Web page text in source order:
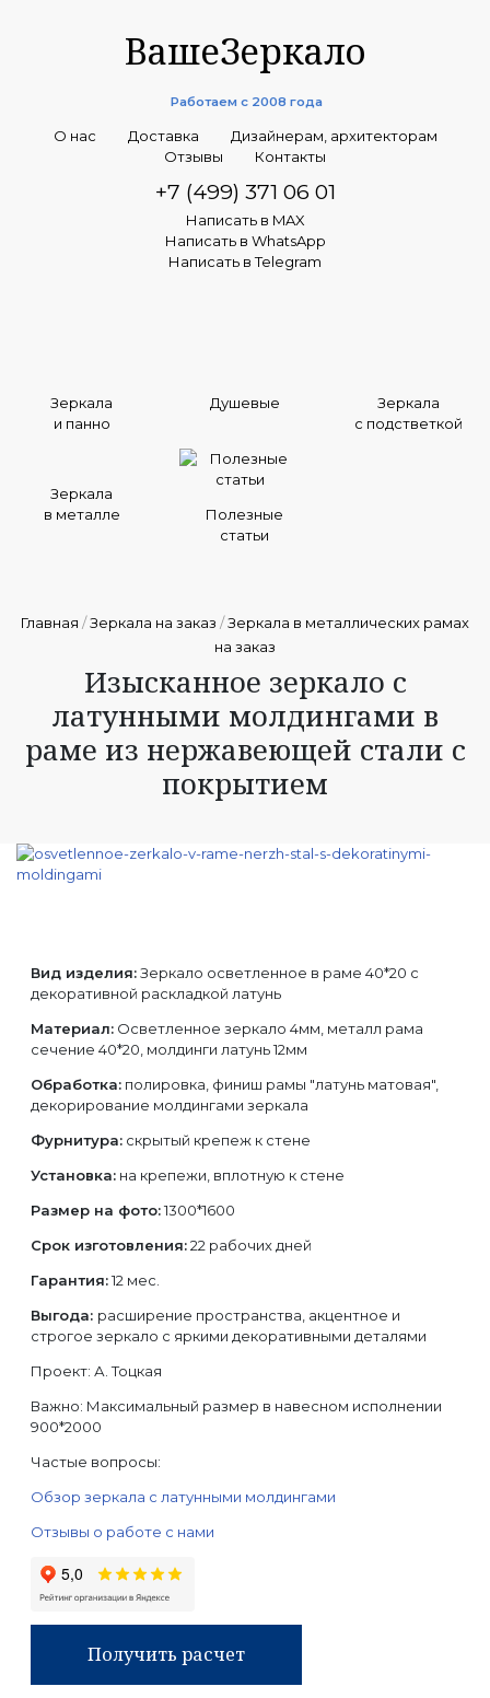
ВашеЗеркало
Работаем с 2008 года
О нас Доставка
Дизайнерам, архитекторам
Отзывы
Контакты
+7 (499) 371 06 01
Написать в MAX
Написать в WhatsApp
Написать в Telegram
Зеркала
и панно
Душевые
Зеркала
с подстветкой
Зеркала
в металле
Полезные
статьи
Главная /Зеркала на заказ /Зеркала в металлических рамах
на заказ
Изысканное зеркало с
латунными молдингами в
раме из нержавеющей стали с
покрытием
Вид изделия:Зеркало осветленное в раме 40*20 с
декоративной раскладкой латунь
Материал: Осветленное зеркало 4мм, металл рама
сечение 40*20, молдинги латунь 12мм
Обработка: полировка, финиш рамы "латунь матовая",
декорирование молдингами зеркала
Фурнитура: скрытый крепеж к стене
Установка: на крепежи, вплотную к стене
Размер на фото:1300*1600
Срок изготовления:22 рабочих дней
Гарантия:12 мес.
Выгода: расширение пространства, акцентное и
строгое зеркало с яркими декоративными деталями
Проект: А. Тоцкая
Важно: Максимальный размер в навесном исполнении
900*2000
Частые вопросы:
Обзор зеркала с латунными молдингами
Отзывы о работе с нами
Получить расчет